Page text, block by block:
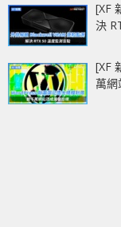
[XF
決
[XF
萬網